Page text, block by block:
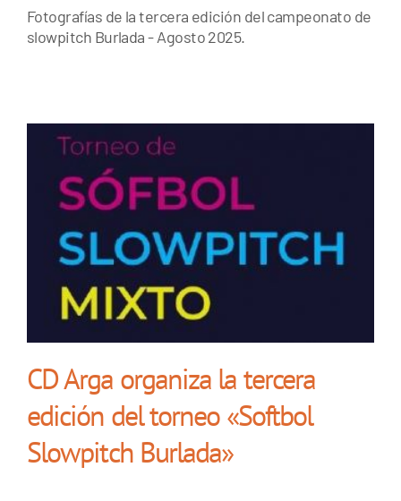
Fotografías de la tercera edición del campeonato de
slowpitch Burlada - Agosto 2025.
CD Arga organiza la tercera
edición del torneo «Softbol
Slowpitch Burlada»